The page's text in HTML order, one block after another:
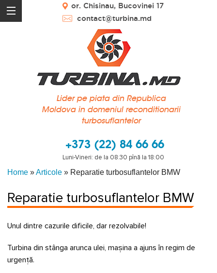
or. Chisinau, Bucovinei 17
contact@turbina.md
Lider pe piata din Republica
Moldova in domeniul reconditionarii
turbosuflantelor
+373 (22) 84 66 66
Luni-Vineri: de la 08:30 pînă la 18:00
Home »Articole » Reparatie turbosuflantelor BMW
Reparatie turbosuflantelor BMW
Unul dintre cazurile dificile, dar rezolvabile!
Turbina din stânga arunca ulei, mașina a ajuns în regim de
urgență.